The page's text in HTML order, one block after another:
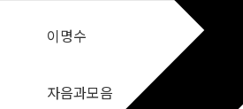
이명수
자음과모음